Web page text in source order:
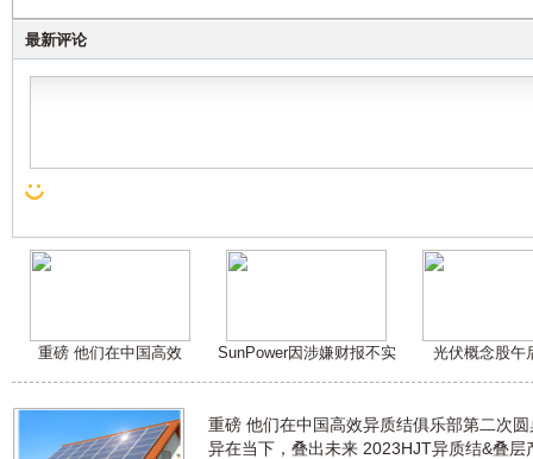
最新评论
重磅 他们在中国高效 SunPower因涉嫌财报不实 光伏概念股午
重磅 他们在中国高效异质结俱乐部第二次
异在当下，叠出未来 2023HJT异质结&叠层